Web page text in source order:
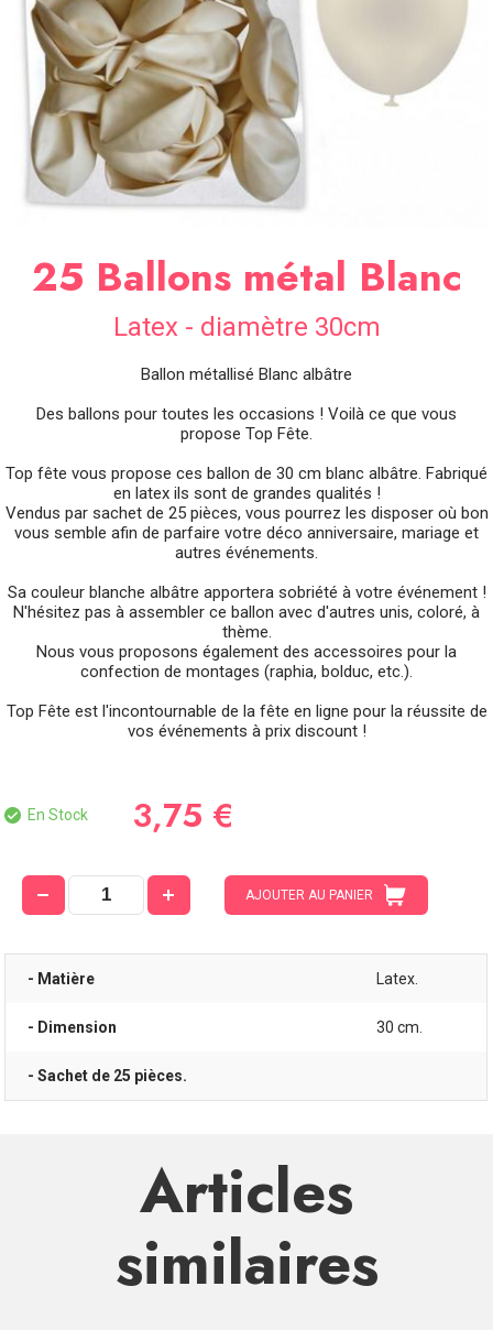
SOIRÉE
OCCASIONS
SPÉCIALES
DÉCO
TABLE
ET
SALLE
25 Ballons métal Blanc
Latex - diamètre 30cm
Ballon métallisé Blanc albâtre
Des ballons pour toutes les occasions ! Voilà ce que vous
propose Top Fête.
Top fête vous propose ces ballon de 30 cm blanc albâtre. Fabriqué
en latex ils sont de grandes qualités !
Vendus par sachet de 25 pièces, vous pourrez les disposer où bon
vous semble afin de parfaire votre déco anniversaire, mariage et
autres événements.
Sa couleur blanche albâtre apportera sobriété à votre événement !
N'hésitez pas à assembler ce ballon avec d'autres unis, coloré, à
thème.
Nous vous proposons également des accessoires pour la
confection de montages (raphia, bolduc, etc.).
Top Fête est l'incontournable de la fête en ligne pour la réussite de
vos événements à prix discount !
En Stock 3,75 €
AJOUTER AU PANIER
- Matière Latex.
- Dimension 30 cm.
- Sachet de 25 pièces.
Articles
similaires